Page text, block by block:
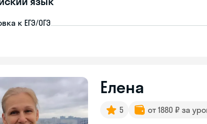
к ЕГЭ/ОГЭ
Елена
5 от 1880 ₽ за